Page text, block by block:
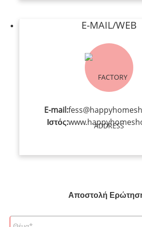
E-MAIL/WEB
E-mail:
Ιστός:
Αποστολή